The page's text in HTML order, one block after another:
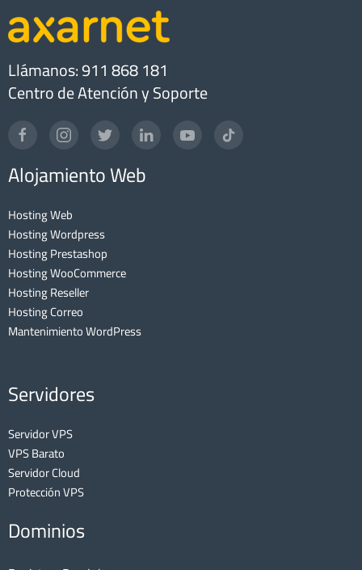
Llámanos: 911 868 181
Centro de Atención y Soporte
Alojamiento Web
Hosting Web
Hosting Wordpress
Hosting Prestashop
Hosting WooCommerce
Hosting Reseller
Hosting Correo
Mantenimiento WordPress
Servidores
Servidor VPS
VPS Barato
Servidor Cloud
Protección VPS
Dominios